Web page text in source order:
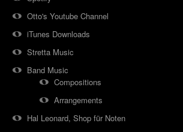
Otto's Youtube Channel
iTunes Downloads
Stretta Music
Band Music
Compositions
Arrangements
Hal Leonard, Shop für Noten